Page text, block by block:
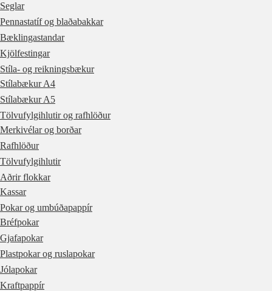
Seglar
Pennastatíf og blaðabakkar
Bæklingastandar
Kjölfestingar
Stíla- og reikningsbækur
Stílabækur A4
Stílabækur A5
Tölvufylgihlutir og rafhlöður
Merkivélar og borðar
Rafhlöður
Tölvufylgihlutir
Aðrir flokkar
Kassar
Pokar og umbúðapappír
Bréfpokar
Gjafapokar
Plastpokar og ruslapokar
Jólapokar
Kraftpappír